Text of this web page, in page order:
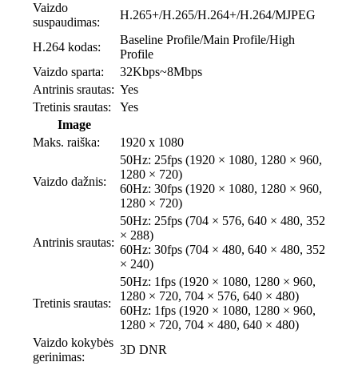
Vaizdo
suspaudimas:
H.265+/H.265/H.264+/H.264/MJPEG
H.264 kodas:
Baseline Profile/Main Profile/High
Profile
Vaizdo sparta:
32Kbps~8Mbps
Antrinis srautas: Yes
Tretinis srautas:
Yes
Image
Maks. raiška:
1920 x 1080
Vaizdo dažnis:
50Hz: 25fps (1920 × 1080, 1280 × 960,
1280 × 720)
60Hz: 30fps (1920 × 1080, 1280 × 960,
1280 × 720)
Antrinis srautas:
50Hz: 25fps (704 × 576, 640 × 480, 352
× 288)
60Hz: 30fps (704 × 480, 640 × 480, 352
× 240)
Tretinis srautas:
50Hz: 1fps (1920 × 1080, 1280 × 960,
1280 × 720, 704 × 576, 640 × 480)
60Hz: 1fps (1920 × 1080, 1280 × 960,
1280 × 720, 704 × 480, 640 × 480)
Vaizdo kokybės
gerinimas:
3D DNR